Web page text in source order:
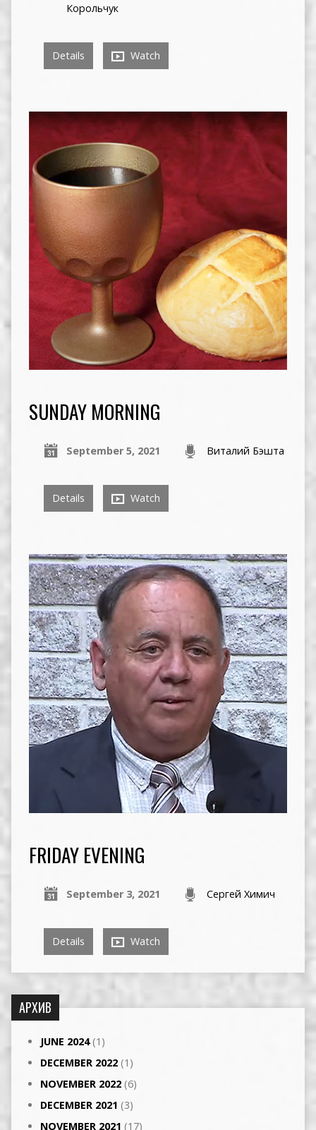
Корольчук
Details Watch
SUNDAY MORNING
September 5, 2021 Виталий Бэшта
Details Watch
FRIDAY EVENING
September 3, 2021 Сергей Химич
Details Watch
АРХИВ
JUNE 2024(1)
DECEMBER 2022 (1)
NOVEMBER 2022 (6)
DECEMBER 2021 (3)
NOVEMBER 2021 (17)